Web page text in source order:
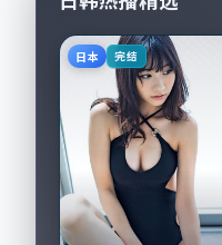
日本 完结